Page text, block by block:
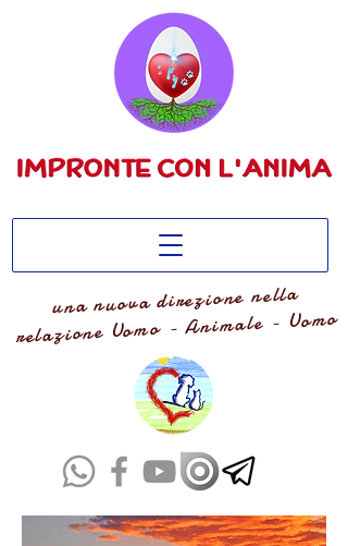
una nuova direzione nella
relazione Uomo - Animale - Uomo